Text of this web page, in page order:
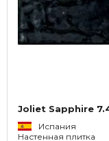
Joliet Sapphire
Испания
Настенная плитка